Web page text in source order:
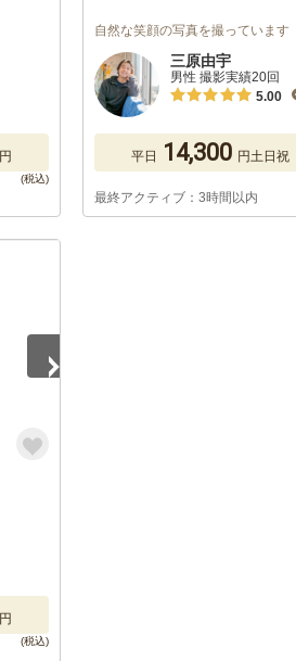
円
自然な笑顔の写真を撮っています
三原由宇
男性 撮影実績20回
5.00
平日 14,300 円土日祝
最終アクティブ：3時間以内
円